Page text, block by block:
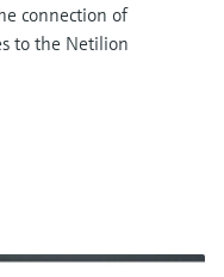
connection of
to the Netilion